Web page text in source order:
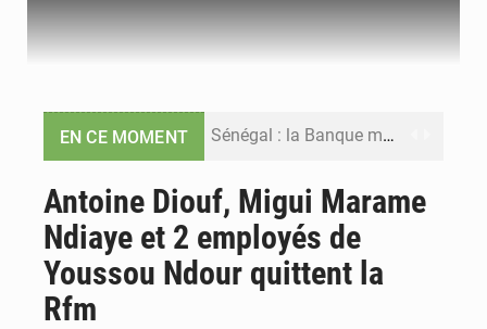
EN CE MOMENT Sénégal : la Banque mondiale annonce un financement de 340 milliards FCFA pour soutenir les priorités de la Vision Sénégal 2050
Sénégal : le niveau du fleuve Sénégal poursuit sa montée à Podor, les autorités appellent à la vigilance
Antoine Diouf, Migui Marame
Ndiaye et 2 employés de
Youssou Ndour quittent la
Rfm